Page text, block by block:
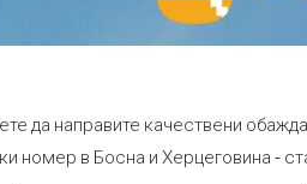
да направите качествени
номер в Босна и Херцеговина -